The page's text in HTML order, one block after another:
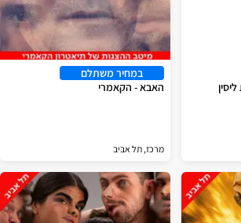
במחיר משתלם
האבא - הקאמרי
מרכז, תל אביב